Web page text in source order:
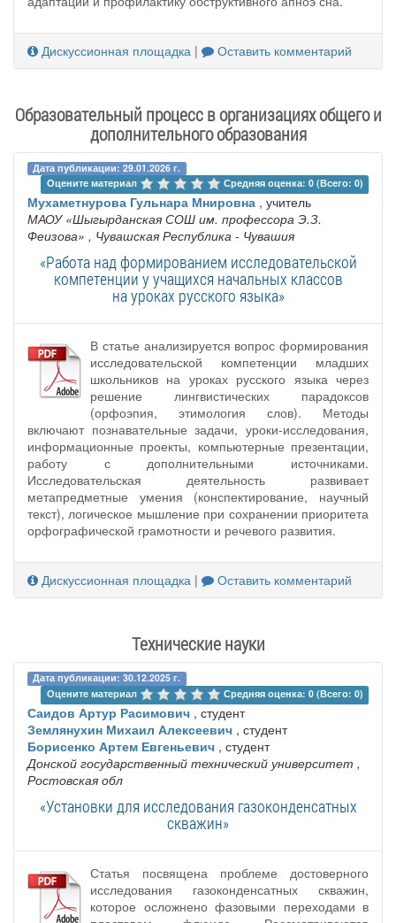
Дискуссионная площадка | Оставить комментарий
Образовательный процесс в организациях общего и
дополнительного образования
Дата публикации: 29.01.2026 г.
Оцените материал
Средняя оценка: 0 (Всего: 0)
Мухаметнурова Гульнара Мнировна , учитель
МАОУ «Шыгырданская СОШ им. профессора Э.З.
Феизова» , Чувашская Республика - Чувашия
«Работа над формированием исследовательской
компетенции у учащихся начальных классов
на уроках русского языка»
В статье анализируется вопрос формирования
исследовательской компетенции младших
школьников на уроках русского языка через
решение лингвистических парадоксов
(орфоэпия, этимология слов). Методы
включают познавательные задачи, уроки-исследования,
информационные проекты, компьютерные презентации,
работу с дополнительными источниками.
Исследовательская деятельность развивает
метапредметные умения (конспектирование, научный
текст), логическое мышление при сохранении приоритета
орфографической грамотности и речевого развития.
Дискуссионная площадка | Оставить комментарий
Технические науки
Дата публикации: 30.12.2025 г.
Оцените материал
Средняя оценка: 0 (Всего: 0)
Саидов Артур Расимович , студент
Землянухин Михаил Алексеевич , студент
Борисенко Артем Евгеньевич , студент
Донской государственный технический университет ,
Ростовская обл
«Установки для исследования газоконденсатных
скважин»
Статья посвящена проблеме достоверного
исследования газоконденсатных скважин,
которое осложнено фазовыми переходами в